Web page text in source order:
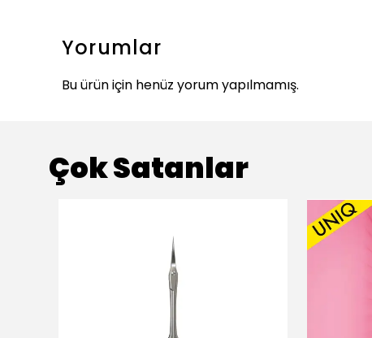
Yorumlar
Bu ürün için henüz yorum yapılmamış.
Çok Satanlar